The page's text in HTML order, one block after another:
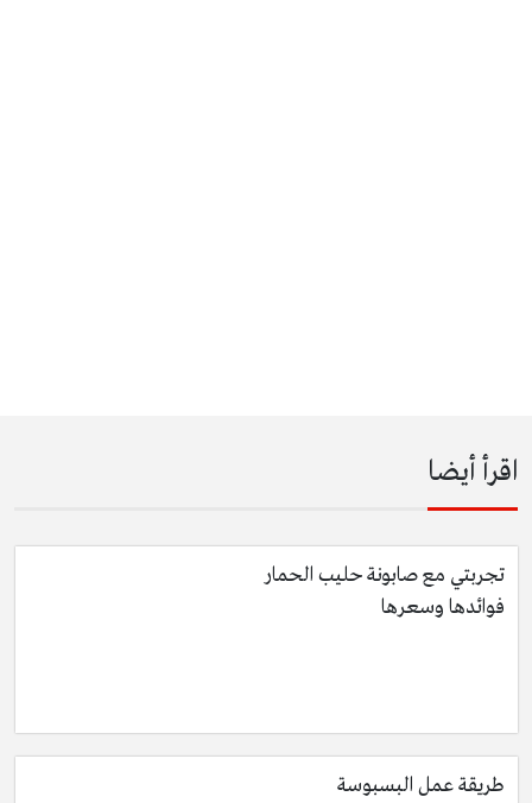
اقرأ أيضا
تجربتي مع صابونة حليب الحمار
فوائدها وسعرها
طريقة عمل البسبوسة